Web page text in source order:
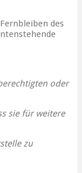
des
oder
sie für weitere
zu